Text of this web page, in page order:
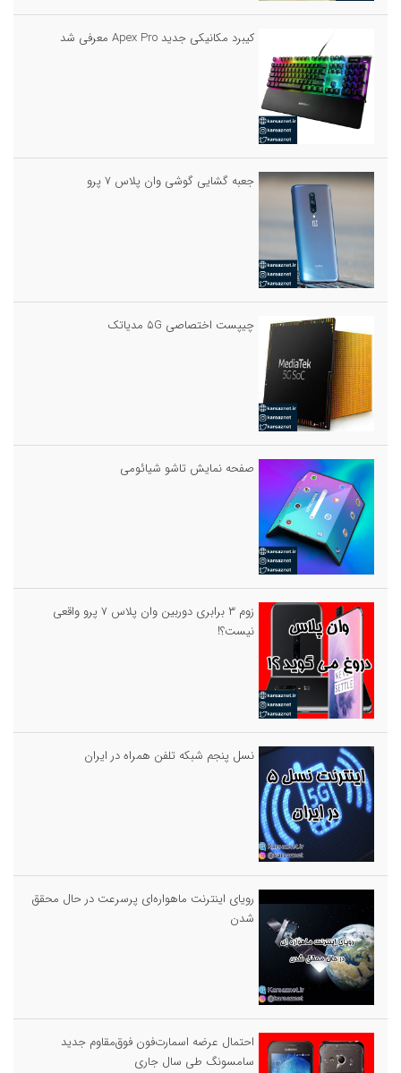
کیبرد مکانیکی جدید Apex Pro معرفی شد
جعبه گشایی گوشی وان پلاس ۷ پرو
چیپست اختصاصی ۵G مدیاتک
صفحه نمایش تاشو شیائومی
زوم ۳ برابری دوربین وان پلاس ۷ پرو واقعی
نیست؟!
نسل پنجم شبکه تلفن همراه در ایران
رویای اینترنت ماهواره‌ای پرسرعت در حال محقق
شدن
احتمال عرضه اسمارت‌فون فوق‌مقاوم جدید
سامسونگ طی سال جاری